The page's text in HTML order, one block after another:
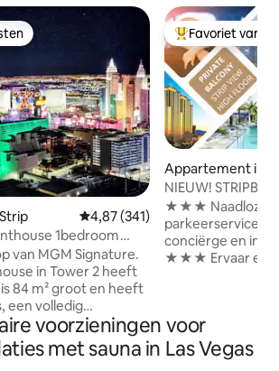
Gemiddelde beoordeling van
4,87 (341)
1bedroom
van MGM Signature.
in Tower 2 heeft
84 m² groot en heeft
een volledig
een jacuzzi van Jet
Tempurpedic-bed,
queensize bed met
Topfavoriet van
Favoriet van
Appartement in
trip
NIEUW!
SIGNATURE
★★★ Naadloze
parkeerservice,
conciërge en
★★★ Ervaar een
VOLLEDIGE
Resort en geen
van meer dan 43 $
voorzieningen voor
met sauna in Las Vegas